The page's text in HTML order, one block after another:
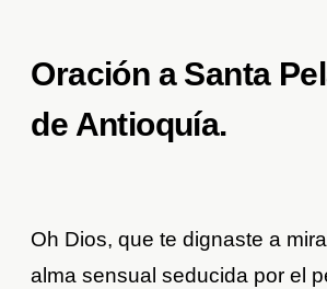
Oración a Santa
de Antioquía.
Oh Dios, que te dignaste a
alma sensual seducida por el